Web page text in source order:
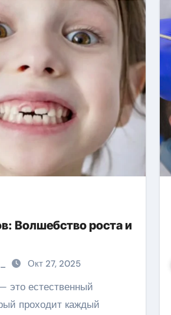
Волшебство роста и
Окт 27, 2025
проходит каждый